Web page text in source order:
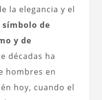
la elegancia y el
símbolo de
y de
décadas ha
hombres en
hoy, cuando el